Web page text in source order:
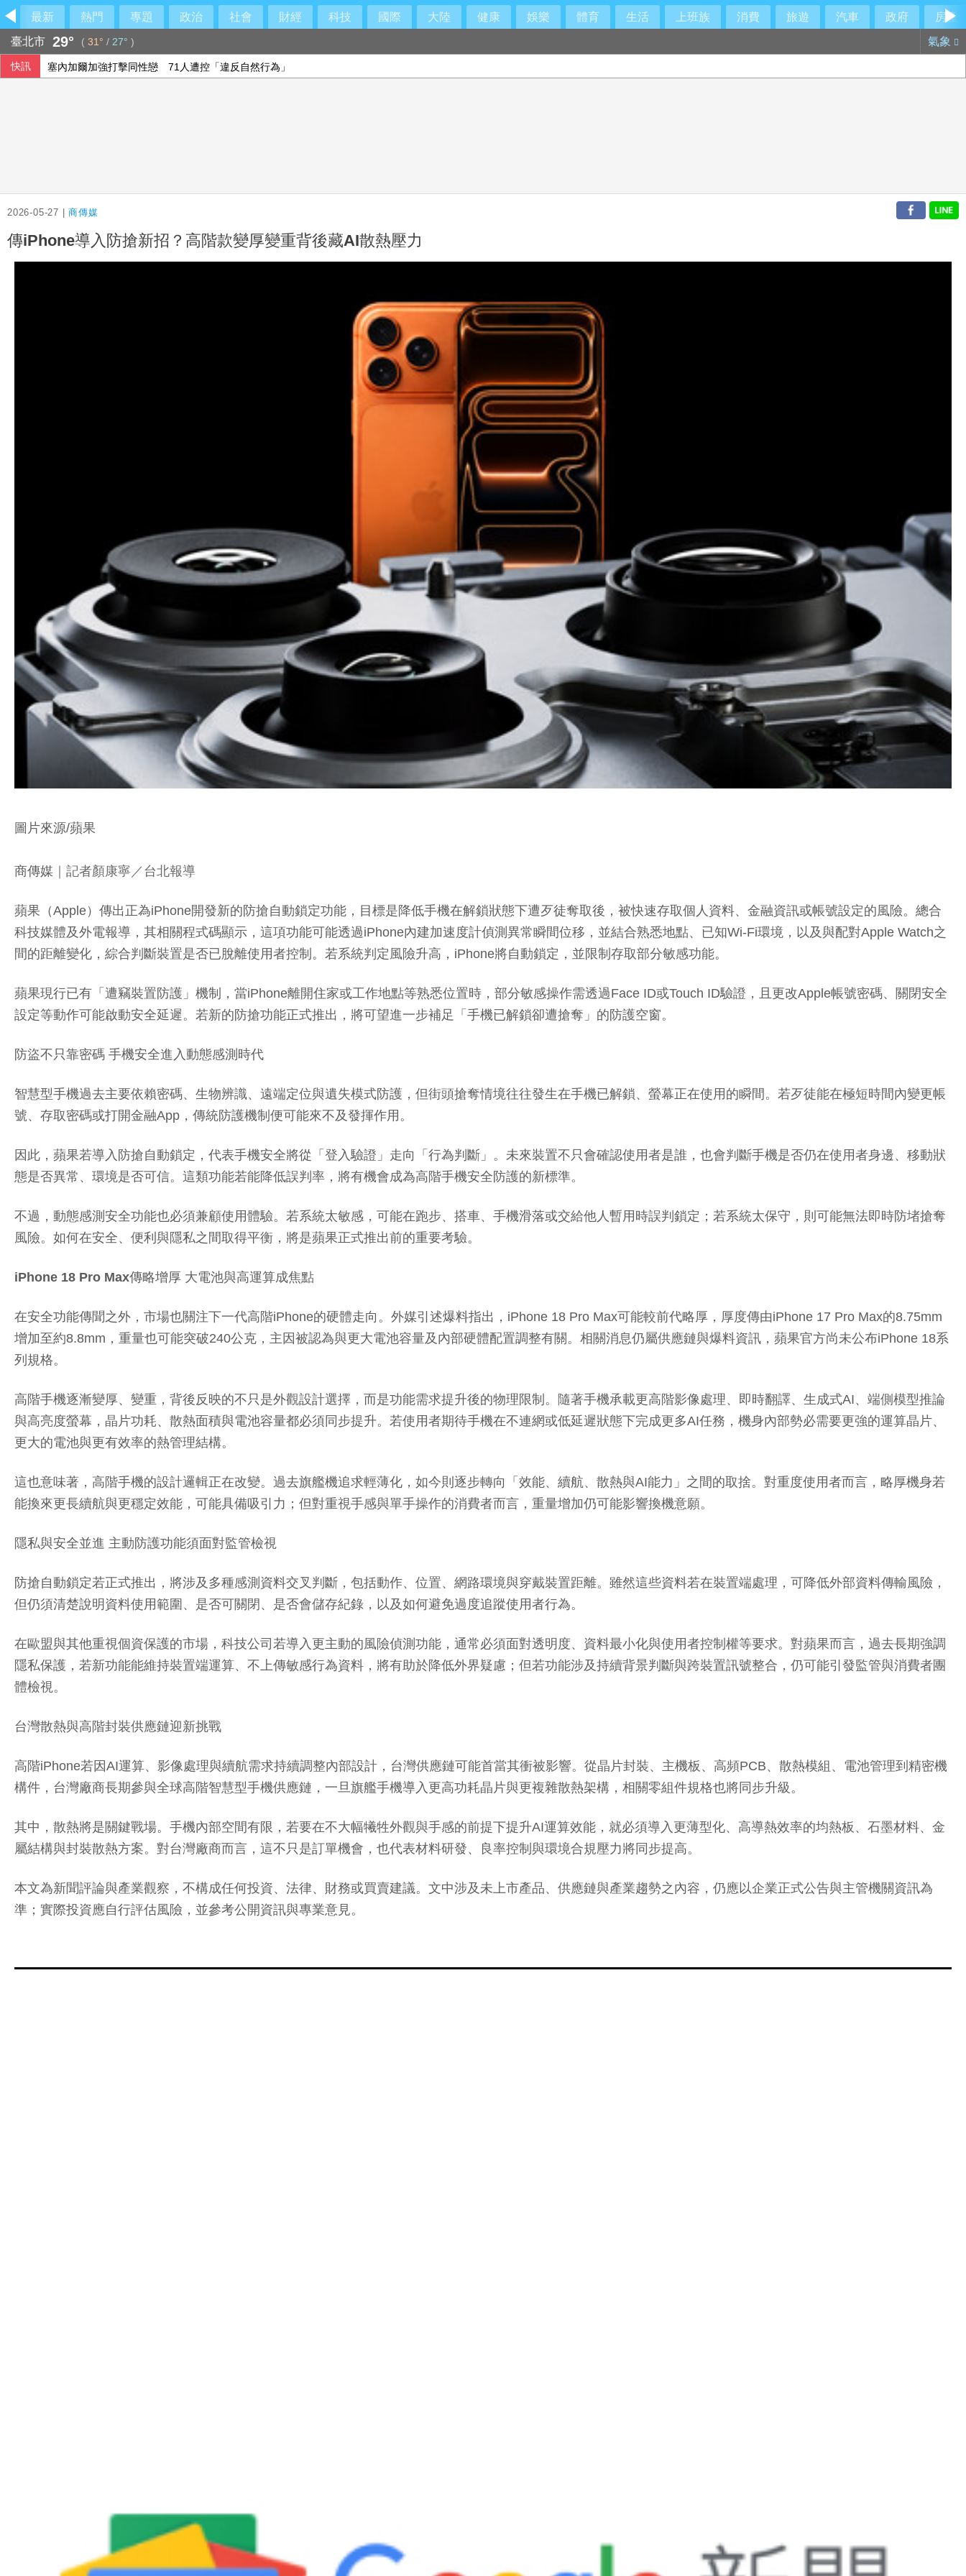
最新 熱門 專題 政治 社會 財經 科技 國際 大陸 健康 娛樂 體育 生活 上班族 消費 旅遊 汽車 政府
房產
臺北市 29° ( 31° / 27° ) 氣象
快訊 塞內加爾加強打擊同性戀 71人遭控「違反自然行為」
2026-05-27 |商傳媒
傳iPhone導入防搶新招？高階款變厚變重背後藏AI散熱壓力
圖片來源/蘋果
商傳媒 ｜記者顏康寧／台北報導
蘋果（Apple）傳出正為iPhone開發新的防搶自動鎖定功能，目標是降低手機在解鎖狀態下遭歹徒奪取後，被快速存取個人資料、金融資訊或帳號設定的風險。總合
科技媒體及外電報導，其相關程式碼顯示，這項功能可能透過iPhone內建加速度計偵測異常瞬間位移，並結合熟悉地點、已知Wi-Fi環境，以及與配對Apple Watch之
間的距離變化，綜合判斷裝置是否已脫離使用者控制。若系統判定風險升高，iPhone將自動鎖定，並限制存取部分敏感功能。
蘋果現行已有「遭竊裝置防護」機制，當iPhone離開住家或工作地點等熟悉位置時，部分敏感操作需透過Face ID或Touch ID驗證，且更改Apple帳號密碼、關閉安全
設定等動作可能啟動安全延遲。若新的防搶功能正式推出，將可望進一步補足「手機已解鎖卻遭搶奪」的防護空窗。
防盜不只靠密碼 手機安全進入動態感測時代
智慧型手機過去主要依賴密碼、生物辨識、遠端定位與遺失模式防護，但街頭搶奪情境往往發生在手機已解鎖、螢幕正在使用的瞬間。若歹徒能在極短時間內變更帳
號、存取密碼或打開金融App，傳統防護機制便可能來不及發揮作用。
因此，蘋果若導入防搶自動鎖定，代表手機安全將從「登入驗證」走向「行為判斷」。未來裝置不只會確認使用者是誰，也會判斷手機是否仍在使用者身邊、移動狀
態是否異常、環境是否可信。這類功能若能降低誤判率，將有機會成為高階手機安全防護的新標準。
不過，動態感測安全功能也必須兼顧使用體驗。若系統太敏感，可能在跑步、搭車、手機滑落或交給他人暫用時誤判鎖定；若系統太保守，則可能無法即時防堵搶奪
風險。如何在安全、便利與隱私之間取得平衡，將是蘋果正式推出前的重要考驗。
iPhone 18 Pro Max傳略增厚 大電池與高運算成焦點
在安全功能傳聞之外，市場也關注下一代高階iPhone的硬體走向。外媒引述爆料指出，iPhone 18 Pro Max可能較前代略厚，厚度傳由iPhone 17 Pro Max的8.75mm
增加至約8.8mm，重量也可能突破240公克，主因被認為與更大電池容量及內部硬體配置調整有關。相關消息仍屬供應鏈與爆料資訊，蘋果官方尚未公布iPhone 18系
列規格。
高階手機逐漸變厚、變重，背後反映的不只是外觀設計選擇，而是功能需求提升後的物理限制。隨著手機承載更高階影像處理、即時翻譯、生成式AI、端側模型推論
與高亮度螢幕，晶片功耗、散熱面積與電池容量都必須同步提升。若使用者期待手機在不連網或低延遲狀態下完成更多AI任務，機身內部勢必需要更強的運算晶片、
更大的電池與更有效率的熱管理結構。
這也意味著，高階手機的設計邏輯正在改變。過去旗艦機追求輕薄化，如今則逐步轉向「效能、續航、散熱與AI能力」之間的取捨。對重度使用者而言，略厚機身若
能換來更長續航與更穩定效能，可能具備吸引力；但對重視手感與單手操作的消費者而言，重量增加仍可能影響換機意願。
隱私與安全並進 主動防護功能須面對監管檢視
防搶自動鎖定若正式推出，將涉及多種感測資料交叉判斷，包括動作、位置、網路環境與穿戴裝置距離。雖然這些資料若在裝置端處理，可降低外部資料傳輸風險，
但仍須清楚說明資料使用範圍、是否可關閉、是否會儲存紀錄，以及如何避免過度追蹤使用者行為。
在歐盟與其他重視個資保護的市場，科技公司若導入更主動的風險偵測功能，通常必須面對透明度、資料最小化與使用者控制權等要求。對蘋果而言，過去長期強調
隱私保護，若新功能能維持裝置端運算、不上傳敏感行為資料，將有助於降低外界疑慮；但若功能涉及持續背景判斷與跨裝置訊號整合，仍可能引發監管與消費者團
體檢視。
台灣散熱與高階封裝供應鏈迎新挑戰
高階iPhone若因AI運算、影像處理與續航需求持續調整內部設計，台灣供應鏈可能首當其衝被影響。從晶片封裝、主機板、高頻PCB、散熱模組、電池管理到精密機
構件，台灣廠商長期參與全球高階智慧型手機供應鏈，一旦旗艦手機導入更高功耗晶片與更複雜散熱架構，相關零組件規格也將同步升級。
其中，散熱將是關鍵戰場。手機內部空間有限，若要在不大幅犧牲外觀與手感的前提下提升AI運算效能，就必須導入更薄型化、高導熱效率的均熱板、石墨材料、金
屬結構與封裝散熱方案。對台灣廠商而言，這不只是訂單機會，也代表材料研發、良率控制與環境合規壓力將同步提高。
本文為新聞評論與產業觀察，不構成任何投資、法律、財務或買賣建議。文中涉及未上市產品、供應鏈與產業趨勢之內容，仍應以企業正式公告與主管機關資訊為
準；實際投資應自行評估風險，並參考公開資訊與專業意見。